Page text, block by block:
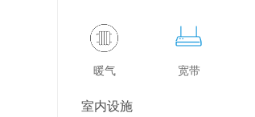
暖气 宽带
室内设施